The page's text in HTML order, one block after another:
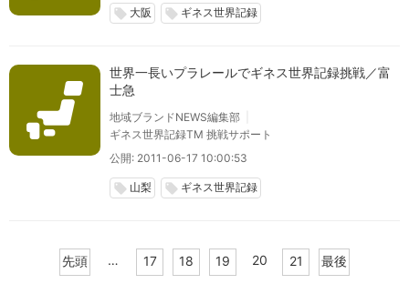
local_offer 大阪 local_offer ギネス世界記録
世界一長いプラレールでギネス世界記録挑戦／富
士急
地域ブランドNEWS編集部
ギネス世界記録TM 挑戦サポート
公開: 2011-06-17 10:00:53
local_offer 山梨 local_offer ギネス世界記録
先頭 … 17 18 19 20 21 最後